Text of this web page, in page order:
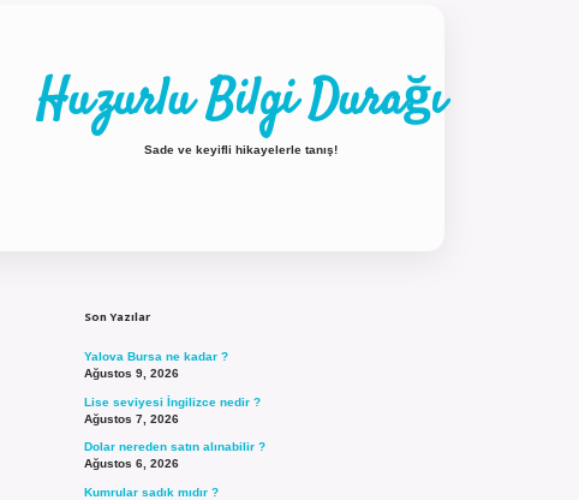
Huzurlu Bilgi Durağı
Sade ve keyifli hikayelerle tanış!
Son Yazılar
Yalova Bursa ne kadar ?
Ağustos 9, 2026
Lise seviyesi İngilizce nedir ?
Ağustos 7, 2026
Dolar nereden satın alınabilir ?
Ağustos 6, 2026
Kumrular sadık mıdır ?